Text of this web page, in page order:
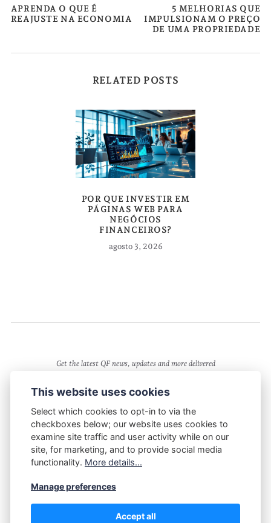
APRENDA O QUE É
REAJUSTE NA ECONOMIA
5 MELHORIAS QUE
IMPULSIONAM O PREÇO
DE UMA PROPRIEDADE
RELATED POSTS
POR QUE INVESTIR EM
PÁGINAS WEB PARA
NEGÓCIOS
FINANCEIROS?
agosto 3, 2026
Get the latest QF news, updates and more delivered
...
This website uses cookies
Select which cookies to opt-in to via the
checkboxes below; our website uses cookies to
examine site traffic and user activity while on our
site, for marketing, and to provide social media
functionality. More details...
Manage preferences
Accept all